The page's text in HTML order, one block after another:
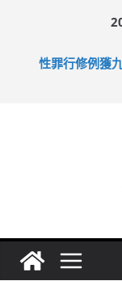
content
拜仁
性罪行修例獲